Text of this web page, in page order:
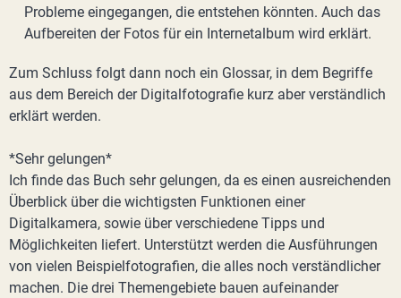
Probleme eingegangen, die entstehen könnten. Auch das
Aufbereiten der Fotos für ein Internetalbum wird erklärt.
Zum Schluss folgt dann noch ein Glossar, in dem Begriffe
aus dem Bereich der Digitalfotografie kurz aber verständlich
erklärt werden.
*Sehr gelungen*
Ich finde das Buch sehr gelungen, da es einen ausreichenden
Überblick über die wichtigsten Funktionen einer
Digitalkamera, sowie über verschiedene Tipps und
Möglichkeiten liefert. Unterstützt werden die Ausführungen
von vielen Beispielfotografien, die alles noch verständlicher
machen. Die drei Themengebiete bauen aufeinander